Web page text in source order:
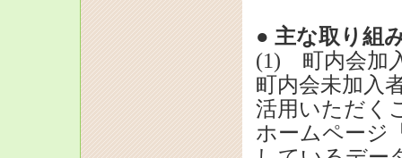
● 主な取り組
(1) 町内会加
町内会未加入
活用いただく
ホームページ